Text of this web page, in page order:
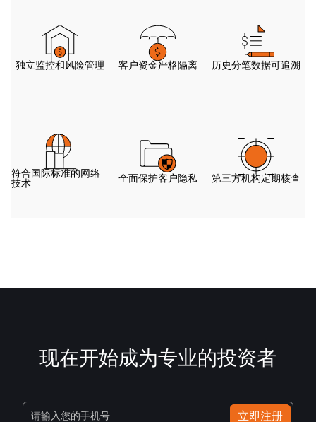
独立监控和风险管理 客户资金严格隔离 历史分笔数据可追溯
符合国际标准的网络
技术
全面保护客户隐私 第三方机构定期核查
现在开始成为专业的投资者
请输入您的手机号 立即注册